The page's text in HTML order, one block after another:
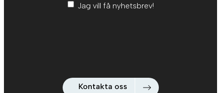
Nyhetsbrev*
Jag vill få nyhetsbrev!
Kontakta oss